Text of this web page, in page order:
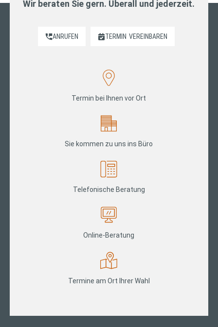
Wir beraten Sie gern. Überall und jederzeit.
ANRUFEN TERMIN VEREINBAREN
Termin bei Ihnen vor Ort
Sie kommen zu uns ins Büro
Telefonische Beratung
Online-Beratung
Termine am Ort Ihrer Wahl